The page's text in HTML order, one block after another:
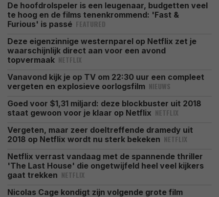
De hoofdrolspeler is een leugenaar, budgetten veel
te hoog en de films tenenkrommend: 'Fast &
Furious' is passé FEATURED
Deze eigenzinnige westernparel op Netflix zet je
waarschijnlijk direct aan voor een avond
topvermaak NETFLIX
Vanavond kijk je op TV om 22:30 uur een compleet
vergeten en explosieve oorlogsfilm NIEUWS
Goed voor $1,31 miljard: deze blockbuster uit 2018
staat gewoon voor je klaar op Netflix NETFLIX
Vergeten, maar zeer doeltreffende dramedy uit
2018 op Netflix wordt nu sterk bekeken NETFLIX
Netflix verrast vandaag met de spannende thriller
'The Last House' die ongetwijfeld heel veel kijkers
gaat trekken NETFLIX
Nicolas Cage kondigt zijn volgende grote film